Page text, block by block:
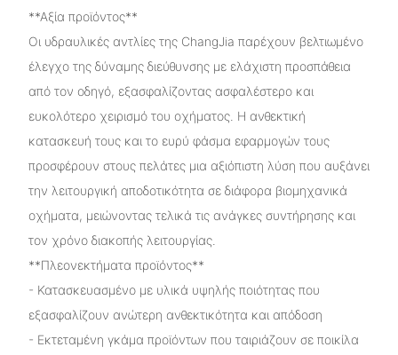
**Αξία προϊόντος**
Οι υδραυλικές αντλίες της ChangJia παρέχουν βελτιωμένο
έλεγχο της δύναμης διεύθυνσης με ελάχιστη προσπάθεια
από τον οδηγό, εξασφαλίζοντας ασφαλέστερο και
ευκολότερο χειρισμό του οχήματος. Η ανθεκτική
κατασκευή τους και το ευρύ φάσμα εφαρμογών τους
προσφέρουν στους πελάτες μια αξιόπιστη λύση που αυξάνει
την λειτουργική αποδοτικότητα σε διάφορα βιομηχανικά
οχήματα, μειώνοντας τελικά τις ανάγκες συντήρησης και
τον χρόνο διακοπής λειτουργίας.
**Πλεονεκτήματα προϊόντος**
- Κατασκευασμένο με υλικά υψηλής ποιότητας που
εξασφαλίζουν ανώτερη ανθεκτικότητα και απόδοση
- Εκτεταμένη γκάμα προϊόντων που ταιριάζουν σε ποικίλα